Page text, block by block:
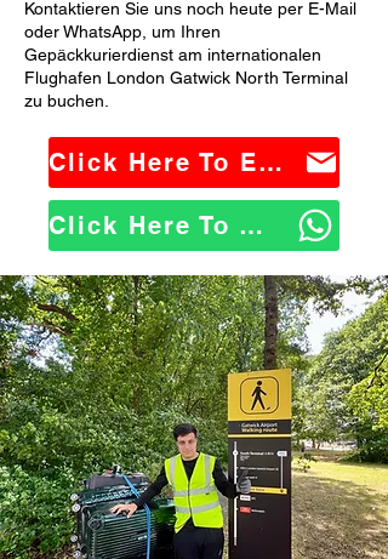
Kontaktieren Sie uns noch heute per E-Mail
oder WhatsApp, um Ihren
Gepäckkurierdienst am internationalen
Flughafen London Gatwick North Terminal
zu buchen.
Click Here To Email Us
Click Here To WhatsApp Us